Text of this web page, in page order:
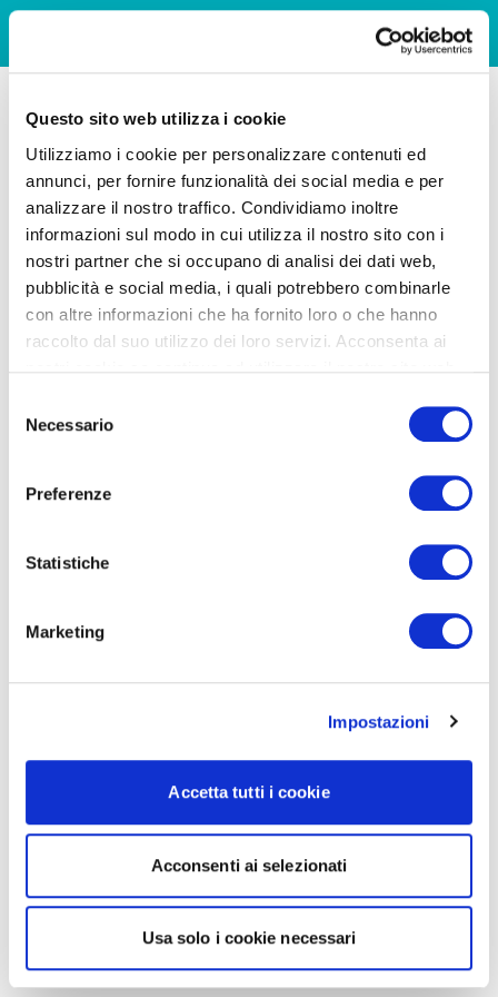
Questo sito web utilizza i cookie
Utilizziamo i cookie per personalizzare contenuti ed
annunci, per fornire funzionalità dei social media e per
analizzare il nostro traffico. Condividiamo inoltre
informazioni sul modo in cui utilizza il nostro sito con i
nostri partner che si occupano di analisi dei dati web,
pubblicità e social media, i quali potrebbero combinarle
con altre informazioni che ha fornito loro o che hanno
raccolto dal suo utilizzo dei loro servizi. Acconsenta ai
delNecessario
Preferenze
Statistiche
Marketing
Impostazioni
Accetta tutti i cookie
Acconsenti ai selezionati
Usa solo i cookie necessari